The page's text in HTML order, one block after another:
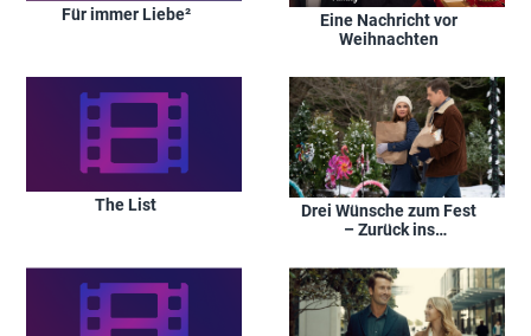
Für immer Liebe²
Eine Nachricht vor
Weihnachten
The List
Drei Wünsche zum Fest
– Zurück ins